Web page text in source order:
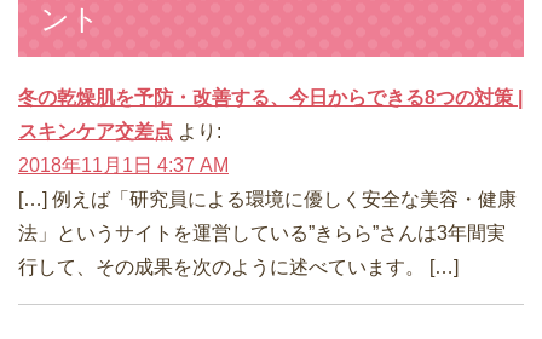
ント
冬の乾燥肌を予防・改善する、今日からできる8つの対策 |
スキンケア交差点 より:
2018年11月1日 4:37 AM
[…] 例えば「研究員による環境に優しく安全な美容・健康
法」というサイトを運営している”きらら”さんは3年間実
行して、その成果を次のように述べています。 […]